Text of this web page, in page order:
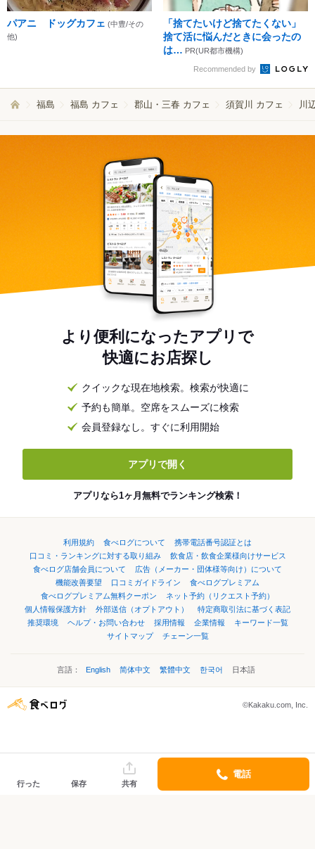
パアニ ドッグカフェ (中豊/その
他)
「捨てたいけど捨てたくない」
捨て活に悩んだときに会ったの
は… PR(UR都市機構)
Recommended by
福島 福島 カフェ 郡山・三春 カフェ 須賀川 カフェ 川
より便利になったアプリで
快適にお店探し
クイックな現在地検索。検索が快適に
予約も簡単。空席をスムーズに検索
会員登録なし。すぐに利用開始
アプリで開く
アプリなら1ヶ月無料でランキング検索！
利用規約 食べログについて
携帯電話番号認証とは
口コミ・ランキングに対する取り組み
飲食店・飲食企業様向けサービス
食べログ店舗会員について
広告（メーカー・団体様等向け）について
機能改善要望
口コミガイドライン
食べログプレミアム
食べログプレミアム無料クーポン
ネット予約（リクエスト予約）
個人情報保護方針
外部送信（オプトアウト）
特定商取引法に基づく表記
推奨環境
ヘルプ・お問い合わせ 採用情報 企業情報
キーワード一覧
サイトマップ
チェーン一覧
言語： English 简体中文 繁體中文 한국어 日本語
©Kakaku.com, Inc.
行った 保存 共有
電話